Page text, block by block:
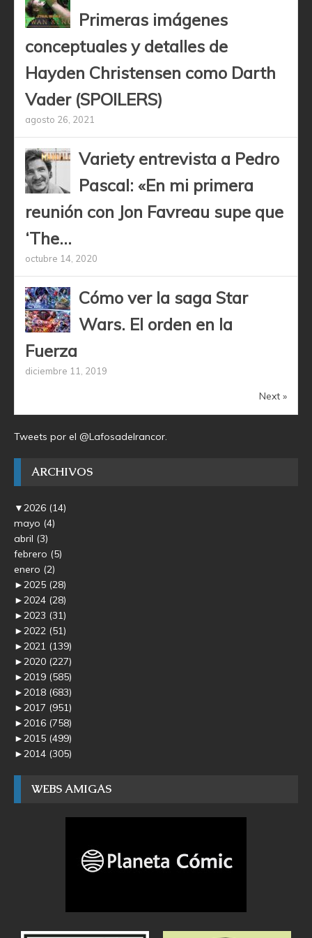
Primeras imágenes
conceptuales y detalles de
Hayden Christensen como Darth
Vader (SPOILERS)
agosto 26, 2021
Variety entrevista a Pedro
Pascal: «En mi primera
reunión con Jon Favreau supe que
‘The...
octubre 14, 2020
Cómo ver la saga Star
Wars. El orden en la
Fuerza
diciembre 11, 2019
Next »
Tweets por el @Lafosadelrancor.
ARCHIVOS
▼2026 (14)
mayo (4)
abril (3)
febrero (5)
enero (2)
►2025 (28)
►2024 (28)
►2023 (31)
►2022 (51)
►2021 (139)
►2020 (227)
►2019 (585)
►2018 (683)
►2017 (951)
►2016 (758)
►2015 (499)
►2014 (305)
WEBS AMIGAS